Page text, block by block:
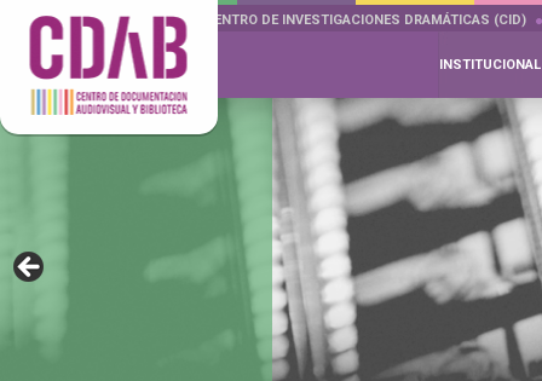
DOCUMENTA DRAMÁTICAS CENTRO DE INVESTIGACIONES DRAMÁTICAS (CID)
INSTITUCIONAL